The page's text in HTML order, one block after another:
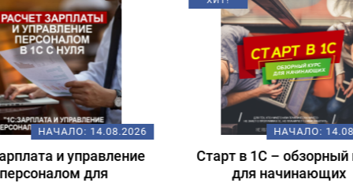
НАЧАЛО:14.08.2026
в 1С – обзорный курс
для начинающих
НАЧАЛО:
Подготовка к
1С:Специалист-